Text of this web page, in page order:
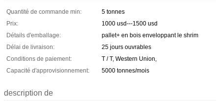
Quantité de commande min:
5 tonnes
Prix:
1000 usd---1500 usd
Détails d'emballage:
pallet+ en bois enveloppant le shrim
Délai de livraison:
25 jours ouvrables
Conditions de paiement:
T / T, Western Union,
Capacité d'approvisionnement:
5000 tonnes/mois
description de